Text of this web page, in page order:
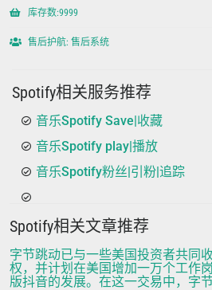
库存数:9999
售后护航: 售后系统
Spotify相关服务推荐
音乐Spotify Save|收藏
音乐Spotify play|播放
音乐Spotify粉丝|引粉|追踪
Spotify相关文章推荐
字节跳动已与一些美国投资者共同
权，并计划在美国增加一万个工作
版抖音的发展。在这一交易中，字